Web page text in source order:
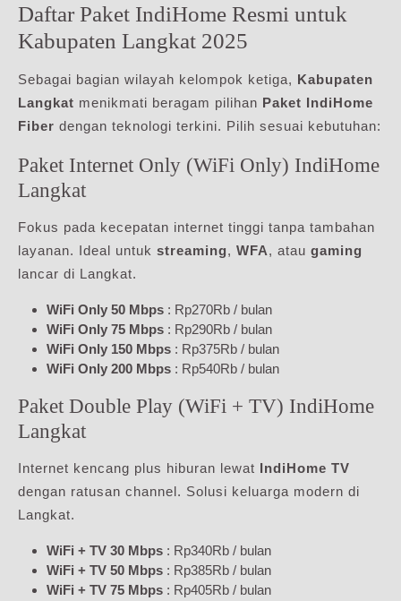
Daftar Paket IndiHome Resmi untuk
Kabupaten Langkat 2025
Sebagai bagian wilayah kelompok ketiga, Kabupaten
Langkat menikmati beragam pilihan Paket IndiHome
Fiber dengan teknologi terkini. Pilih sesuai kebutuhan:
Paket Internet Only (WiFi Only) IndiHome
Langkat
Fokus pada kecepatan internet tinggi tanpa tambahan
layanan. Ideal untuk streaming, WFA, atau gaming
lancar di Langkat.
WiFi Only 50 Mbps : Rp270Rb / bulan
WiFi Only 75 Mbps : Rp290Rb / bulan
WiFi Only 150 Mbps : Rp375Rb / bulan
WiFi Only 200 Mbps : Rp540Rb / bulan
Paket Double Play (WiFi + TV) IndiHome
Langkat
Internet kencang plus hiburan lewat IndiHome TV
dengan ratusan channel. Solusi keluarga modern di
Langkat.
WiFi + TV 30 Mbps : Rp340Rb / bulan
WiFi + TV 50 Mbps : Rp385Rb / bulan
WiFi + TV 75 Mbps : Rp405Rb / bulan